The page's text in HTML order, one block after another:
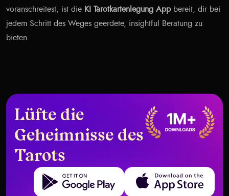
voranschreitest, ist die KI Tarotkartenlegung Appbereit, dir bei
jedem Schritt des Weges geerdete, insightful Beratung zu
bieten.
Lüfte die
Geheimnisse des
Tarots
Get it on Google Play Download on the App Store